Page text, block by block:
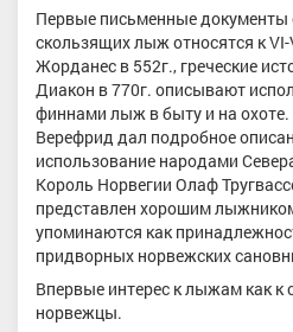
Первые письменные документы
скользящих лыж относятся к
Жорданес в 552г., греческие
Диакон в 770г. описывают
финнами лыж в быту и на охоте.
Верефрид дал подробное
использование народами
Король Норвегии Олаф
представлен хорошим
упоминаются как
придворных норвежских
Впервые интерес к лыжам как к
норвежцы.